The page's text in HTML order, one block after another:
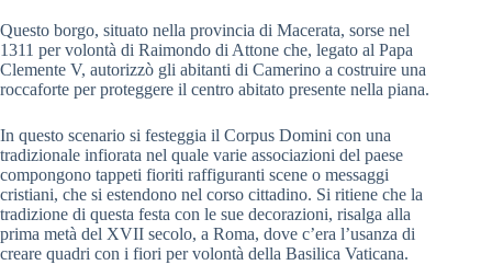
Questo borgo, situato nella provincia di Macerata, sorse nel
1311 per volontà di Raimondo di Attone che, legato al Papa
Clemente V, autorizzò gli abitanti di Camerino a costruire una
roccaforte per proteggere il centro abitato presente nella piana.
In questo scenario si festeggia il Corpus Domini con una
tradizionale infiorata nel quale varie associazioni del paese
compongono tappeti fioriti raffiguranti scene o messaggi
cristiani, che si estendono nel corso cittadino. Si ritiene che la
tradizione di questa festa con le sue decorazioni, risalga alla
prima metà del XVII secolo, a Roma, dove c’era l’usanza di
creare quadri con i fiori per volontà della Basilica Vaticana.